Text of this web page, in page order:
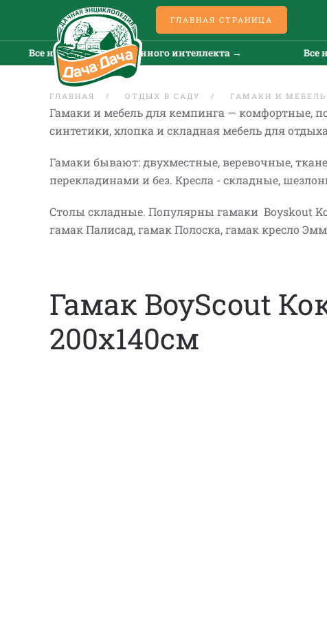
ГЛАВНАЯ СТРАНИЦА
новости искусственного интеллекта → Все
ГЛАВНАЯ ОТДЫХ В САДУ ГАМАКИ И
Гамаки и мебель для кемпинга — комфортные,
синтетики, хлопка и складная мебель для
Гамаки бывают: двухместные, веревочные,
перекладинами и без. Кресла - складные,
Столы складные. Популярны гамаки Boyskout
гамак Палисад, гамак Полоска, гамак кресло
Гамак BoyScout
200х140см